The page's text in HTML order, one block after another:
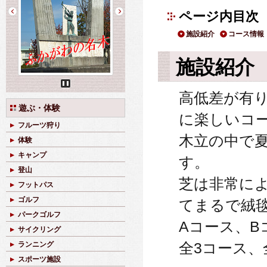
ページ内目次
施設紹介 コース情報
施設紹介
高低差が有
に楽しいコ
木立の中で
す。
芝は非常に
てまるで絨
Aコース、B
全3コース
Pause
遊ぶ・体験
フルーツ狩り
体験
キャンプ
登山
フットパス
ゴルフ
パークゴルフ
サイクリング
ランニング
スポーツ施設